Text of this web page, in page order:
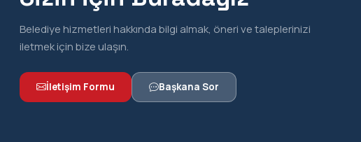
Belediye hizmetleri hakkında bilgi almak, öneri ve taleplerinizi
iletmek için bize ulaşın.
İletişim Formu Başkana Sor